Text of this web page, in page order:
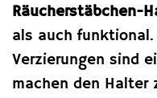
Räucherstäbchen-
als auch
Verzierungen sind
machen den Halter